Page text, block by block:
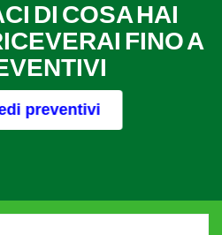
DI COSA HAI
FINO A
preventivi